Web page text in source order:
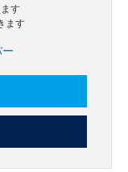
す
ます